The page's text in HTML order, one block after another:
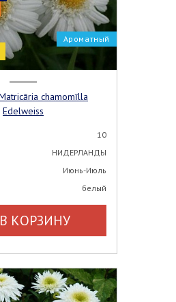
Ароматный
Edelweiss
10
НИДЕРЛАНДЫ
Июнь-Июль
белый
В КОРЗИНУ